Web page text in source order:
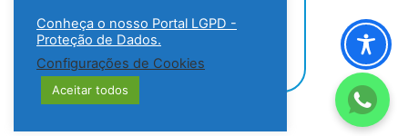
Conheça o nosso Portal LGPD -
Proteção de Dados.
Configurações de Cookies
Aceitar todos